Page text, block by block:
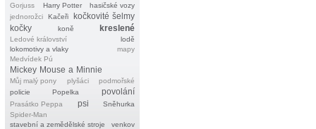
Gorjuss
Harry Potter
hasičské vozy
jednorožci
Kačeři
kočkovité šelmy
kočky
koně kreslené
Ledové království
lodě
lokomotivy a vlaky
mapy
Medvídek Pú
Mickey Mouse a Minnie
Můj malý pony plyšáci
podmořské
policie
Popelka povolání
Prasátko Peppa psi
Sněhurka
Spider‐Man
stavební a zemědělské stroje
venkov